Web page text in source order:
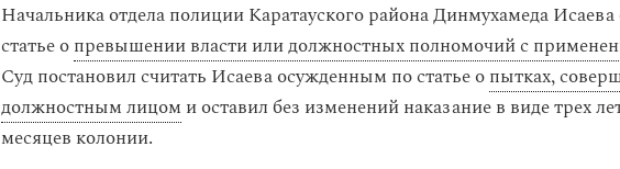
Начальника отдела полиции Каратауского района Динмухамеда
статье опревышении власти или должностных полномочий с
Суд постановил считать Исаева осужденным по статье опытках,
должностным лицом и оставил без изменений наказание в виде трех
месяцев колонии.